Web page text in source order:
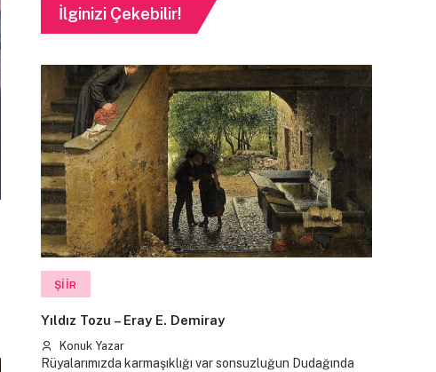
İlginizi Çekebilir!
ŞIIR
Yıldız Tozu – Eray E. Demiray
Konuk Yazar
Rüyalarımızda karmaşıklığı var sonsuzluğun Dudağında